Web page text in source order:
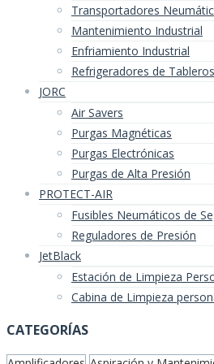
Transportadores
Mantenimiento Industrial
Enfriamiento Industrial
Refrigeradores de Tableros
JORC
Air Savers
Purgas Magnéticas
Purgas Electrónicas
Purgas de Alta Presión
PROTECT-AIR
Fusibles Neumáticos de
Reguladores de Presión
JetBlack
Estación de Limpieza
Cabina de Limpieza
CATEGORÍAS